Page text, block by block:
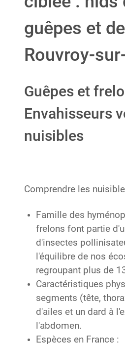
guêpes et
Rouvroy-
Guêpes et
Envahisseurs
nuisibles
Comprendre les
Famille des
frelons font partie
d'insectes
l'équilibre de nos
regroupant plus de
Caractéristiques
segments (tête,
d'ailes et un dard à
l'abdomen.
Espèces en France :